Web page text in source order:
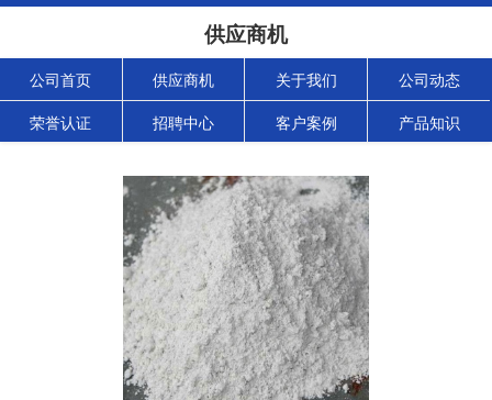
供应商机
公司首页 供应商机 关于我们 公司动态
荣誉认证 招聘中心 客户案例 产品知识